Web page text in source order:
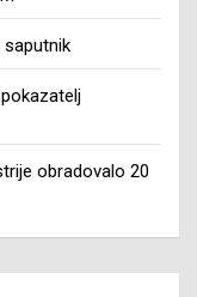
obradovalo 20